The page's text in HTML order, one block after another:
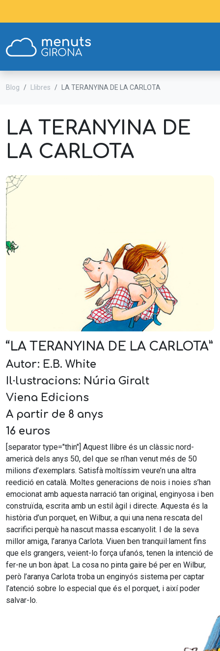
Blog Llibres LA TERANYINA DE LA CARLOTA
LA TERANYINA DE
LA CARLOTA
“LA TERANYINA DE LA CARLOTA”
Autor: E.B. White
Il·lustracions: Núria Giralt
Viena Edicions
A partir de 8 anys
16 euros
[separator type="thin"] Aquest llibre és un clàssic nord-
americà dels anys 50, del que se n’han venut més de 50
milions d’exemplars. Satisfà moltíssim veure’n una altra
reedició en català. Moltes generacions de nois i noies s’han
emocionat amb aquesta narració tan original, enginyosa i ben
construïda, escrita amb un estil àgil i directe. Aquesta és la
història d’un porquet, en Wilbur, a qui una nena rescata del
sacrifici perquè ha nascut massa escanyolit. I de la seva
millor amiga, l’aranya Carlota. Viuen ben tranquil·lament fins
que els grangers, veient-lo força ufanós, tenen la intenció de
fer-ne un bon àpat. La cosa no pinta gaire bé per en Wilbur,
però l’aranya Carlota troba un enginyós sistema per captar
l’atenció sobre lo especial que és el porquet, i així poder
salvar-lo.